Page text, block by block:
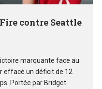
contre Seattle
marquante face au
effacé un déficit de 12
Portée par Bridget